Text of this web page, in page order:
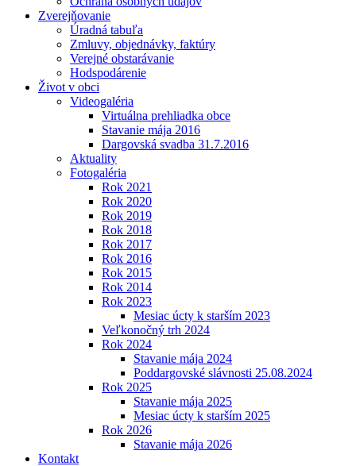
Zverejňovanie
Úradná tabuľa
Zmluvy, objednávky, faktúry
Verejné obstarávanie
Hodspodárenie
Život v obci
Videogaléria
Virtuálna prehliadka obce
Stavanie mája 2016
Dargovská svadba 31.7.2016
Aktuality
Fotogaléria
Rok 2021
Rok 2020
Rok 2019
Rok 2018
Rok 2017
Rok 2016
Rok 2015
Rok 2014
Rok 2023
Mesiac úcty k starším 2023
Veľkonočný trh 2024
Rok 2024
Stavanie mája 2024
Poddargovské slávnosti 25.08.2024
Rok 2025
Stavanie mája 2025
Mesiac úcty k starším 2025
Rok 2026
Stavanie mája 2026
Kontakt